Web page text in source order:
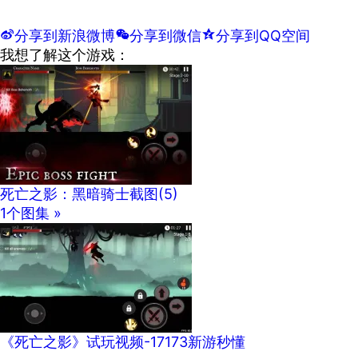
t分享到新浪微博w分享到微信z分享到QQ空间
我想了解这个游戏：
死亡之影：黑暗骑士截图 (5)
1个图集 »
《死亡之影》试玩视频-17173新游秒懂